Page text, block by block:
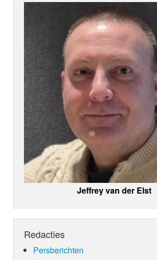
Jeffrey van der Elst
Redacties
Persberichten